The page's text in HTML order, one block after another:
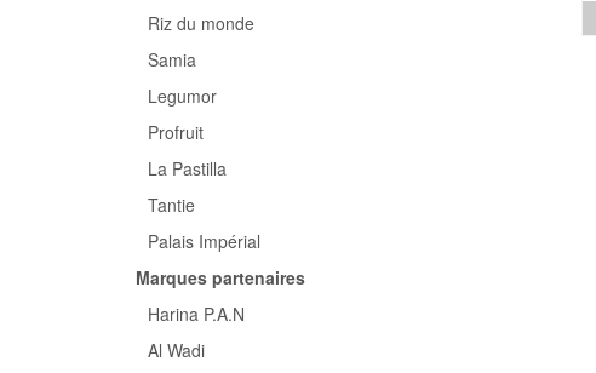
EN SAVOIR PLUS
Riz du monde
Samia
Legumor
Profruit
La Pastilla
Tantie
Palais Impérial
Marques partenaires
Harina P.A.N
Al Wadi